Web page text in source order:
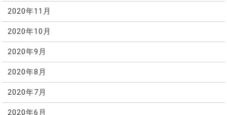
2020年11月
2020年10月
2020年9月
2020年8月
2020年7月
2020年6月